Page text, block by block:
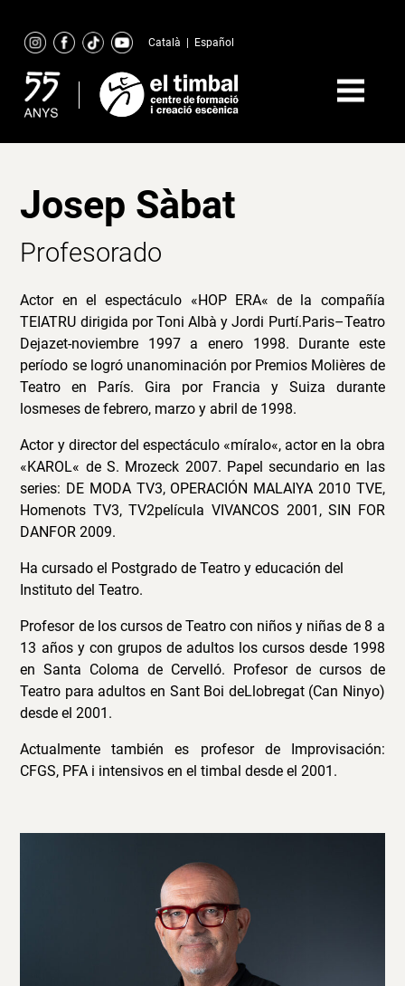
content
Català Español
Josep Sàbat
Profesorado
Actor en el espectáculo «HOP ERA« de la compañía
TEIATRU dirigida por Toni Albà y Jordi Purtí.Paris–Teatro
Dejazet-noviembre 1997 a enero 1998. Durante este
período se logró unanominación por Premios Molières de
Teatro en París. Gira por Francia y Suiza durante
losmeses de febrero, marzo y abril de 1998.
Actor y director del espectáculo «míralo«, actor en la obra
«KAROL« de S. Mrozeck 2007. Papel secundario en las
series: DE MODA TV3, OPERACIÓN MALAIYA 2010 TVE,
Homenots TV3, TV2película VIVANCOS 2001, SIN FOR
DANFOR 2009.
Ha cursado el Postgrado de Teatro y educación del
Instituto del Teatro.
Profesor de los cursos de Teatro con niños y niñas de 8 a
13 años y con grupos de adultos los cursos desde 1998
en Santa Coloma de Cervelló. Profesor de cursos de
Teatro para adultos en Sant Boi deLlobregat (Can Ninyo)
desde el 2001.
Actualmente también es profesor de Improvisación:
CFGS, PFA i intensivos en el timbal desde el 2001.